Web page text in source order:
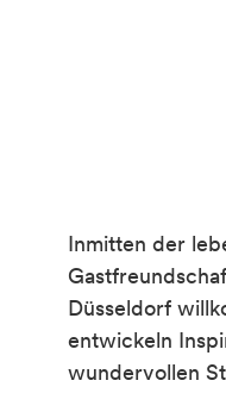
Inmitten der
Düsseldorf
entwickeln
wundervollen